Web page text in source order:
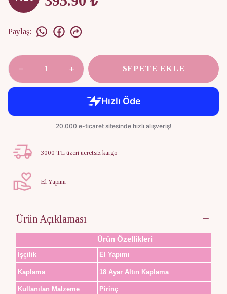
Paylaş:
SEPETE EKLE
3000 TL üzeri ücretsiz kargo
El Yapımı
Ürün Açıklaması
Ürün Özellikleri
İşçilik El Yapımı
Kaplama 18 Ayar Altın Kaplama
Kullanılan Malzeme
Pirinç